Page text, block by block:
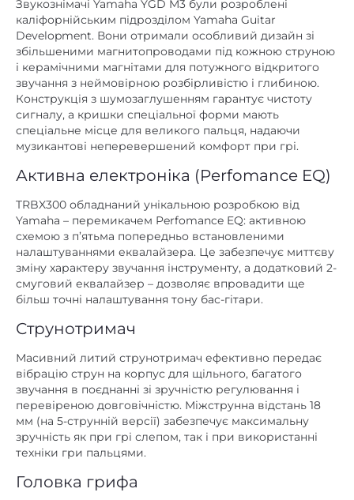
Звукознімачі Yamaha YGD M3 були розроблені
каліфорнійським підрозділом Yamaha Guitar
Development. Вони отримали особливий дизайн зі
збільшеними магнитопроводами під кожною струною
і керамічними магнітами для потужного відкритого
звучання з неймовірною розбірливістю і глибиною.
Конструкція з шумозаглушенням гарантує чистоту
сигналу, а кришки спеціальної форми мають
спеціальне місце для великого пальця, надаючи
музикантові неперевершений комфорт при грі.
Активна електроніка (Perfomance EQ)
TRBX300 обладнаний унікальною розробкою від
Yamaha – перемикачем Perfomance EQ: активною
схемою з п’ятьма попередньо встановленими
налаштуваннями еквалайзера. Це забезпечує миттєву
зміну характеру звучання інструменту, а додатковий 2-
смуговий еквалайзер – дозволяє впровадити ще
більш точні налаштування тону бас-гітари.
Струнотримач
Масивний литий струнотримач ефективно передає
вібрацію струн на корпус для щільного, багатого
звучання в поєднанні зі зручністю регулювання і
перевіреною довговічністю. Міжструнна відстань 18
мм (на 5-струнній версії) забезпечує максимальну
зручність як при грі слепом, так і при використанні
техніки гри пальцями.
Головка грифа